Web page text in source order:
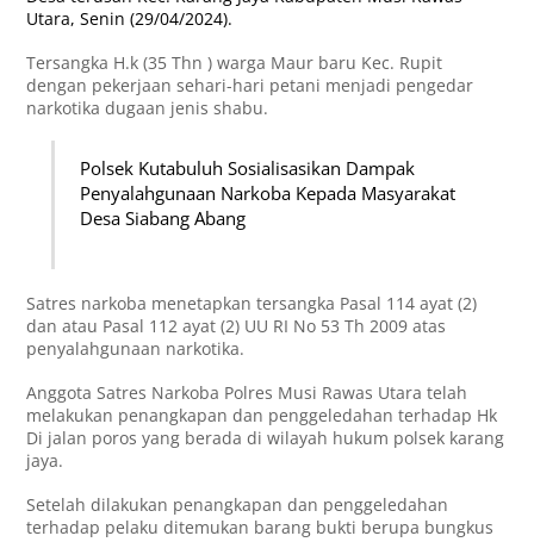
Utara, Senin (29/04/2024).
Tersangka H.k (35 Thn ) warga Maur baru Kec. Rupit
dengan pekerjaan sehari-hari petani menjadi pengedar
narkotika dugaan jenis shabu.
Polsek Kutabuluh Sosialisasikan Dampak
Penyalahgunaan Narkoba Kepada Masyarakat
Desa Siabang Abang
Satres narkoba menetapkan tersangka Pasal 114 ayat (2)
dan atau Pasal 112 ayat (2) UU RI No 53 Th 2009 atas
penyalahgunaan narkotika.
Anggota Satres Narkoba Polres Musi Rawas Utara telah
melakukan penangkapan dan penggeledahan terhadap Hk
Di jalan poros yang berada di wilayah hukum polsek karang
jaya.
Setelah dilakukan penangkapan dan penggeledahan
terhadap pelaku ditemukan barang bukti berupa bungkus